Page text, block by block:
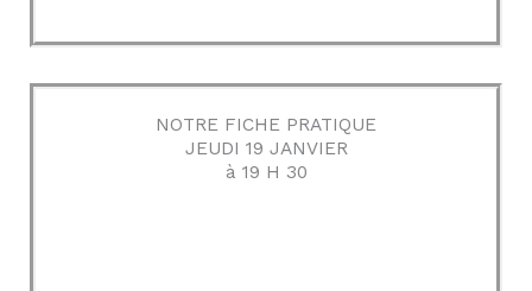
NOTRE FICHE PRATIQUE
JEUDI 19 JANVIER
à 19 H 30